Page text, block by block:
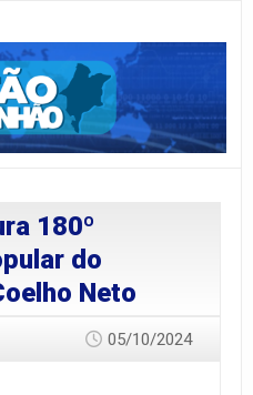
180º
do
Neto
05/10/2024